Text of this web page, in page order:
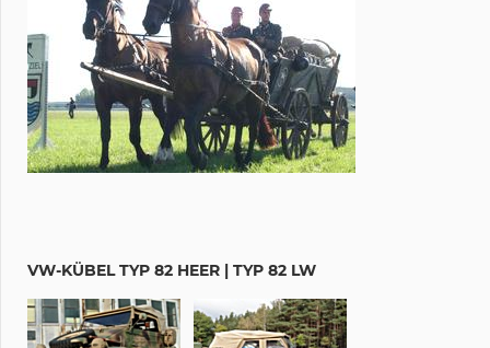
VW-KÜBEL TYP 82 HEER | TYP 82 LW